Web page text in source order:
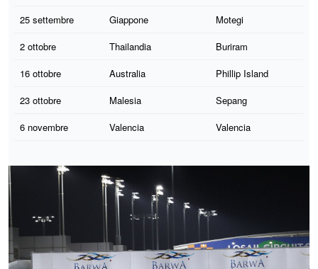
25 settembre
Giappone
Motegi
2 ottobre
Thailandia
Buriram
16 ottobre
Australia
Phillip Island
23 ottobre
Malesia
Sepang
6 novembre
Valencia Valencia